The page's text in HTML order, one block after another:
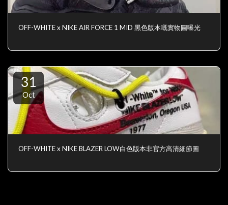
OFF-WHITE x NIKE AIR FORCE 1 MID 黑色版本嘅實物圖曝光
31
Oct
OFF-WHITE x NIKE BLAZER LOW白色版本非官方高清細節圖